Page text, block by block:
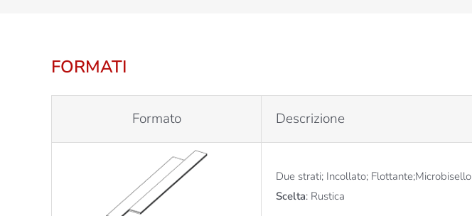
FORMATI
Formato Descrizione
Due strati; Incollato; Flottante;Microbisello
Scelta: Rustica